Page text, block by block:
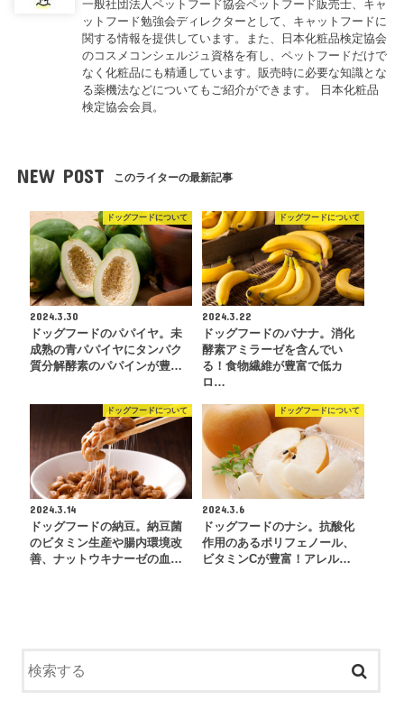
一般社団法人ペットフード協会ペットフード販売士、キャ
ットフード勉強会ディレクターとして、キャットフードに
関する情報を提供しています。また、日本化粧品検定協会
のコスメコンシェルジュ資格を有し、ペットフードだけで
なく化粧品にも精通しています。販売時に必要な知識とな
る薬機法などについてもご紹介ができます。 日本化粧品
検定協会会員。
NEW POST このライターの最新記事
ドッグフードについて
2024.3.30
ドッグフードのパパイヤ。未
成熟の青パパイヤにタンパク
質分解酵素のパパインが豊…
ドッグフードについて
2024.3.22
ドッグフードのバナナ。消化
酵素アミラーゼを含んでい
る！食物繊維が豊富で低カ
ロ…
ドッグフードについて
2024.3.14
ドッグフードの納豆。納豆菌
のビタミン生産や腸内環境改
善、ナットウキナーゼの血…
ドッグフードについて
2024.3.6
ドッグフードのナシ。抗酸化
作用のあるポリフェノール、
ビタミンCが豊富！アレル…